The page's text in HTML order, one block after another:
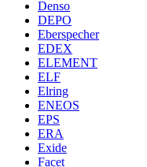
Denso
DEPO
Eberspecher
EDEX
ELEMENT
ELF
Elring
ENEOS
EPS
ERA
Exide
Facet